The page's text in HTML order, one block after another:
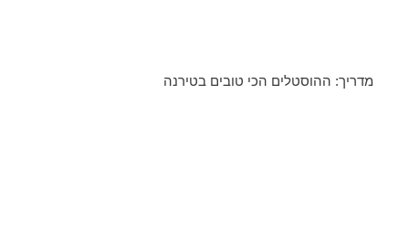
מדריך: ההוסטלים הכי טובים בטירנה